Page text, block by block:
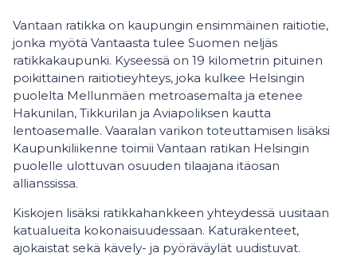
Vantaan ratikka on kaupungin ensimmäinen raitiotie,
jonka myötä Vantaasta tulee Suomen neljäs
ratikkakaupunki. Kyseessä on 19 kilometrin pituinen
poikittainen raitiotieyhteys, joka kulkee Helsingin
puolelta Mellunmäen metroasemalta ja etenee
Hakunilan, Tikkurilan ja Aviapoliksen kautta
lentoasemalle. Vaaralan varikon toteuttamisen lisäksi
Kaupunkiliikenne toimii Vantaan ratikan Helsingin
puolelle ulottuvan osuuden tilaajana itäosan
allianssissa.
Kiskojen lisäksi ratikkahankkeen yhteydessä uusitaan
katualueita kokonaisuudessaan. Katurakenteet,
ajokaistat sekä kävely- ja pyöräväylät uudistuvat.